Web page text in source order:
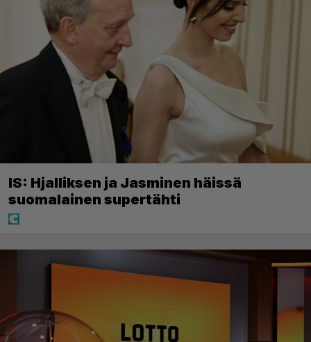
IS: Hjalliksen ja Jasminen häissä
suomalainen supertähti